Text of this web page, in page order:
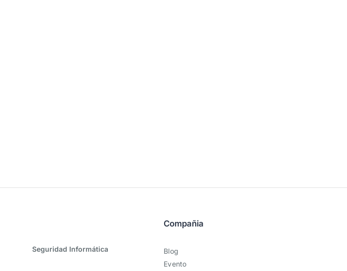
Seguridad Informática
Compañia
Blog
Evento